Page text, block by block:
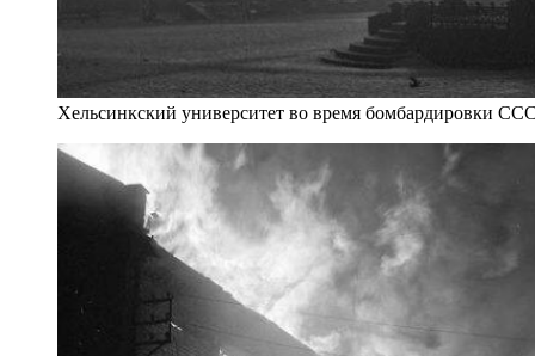
Хельсинкский университет во время бомбардировки